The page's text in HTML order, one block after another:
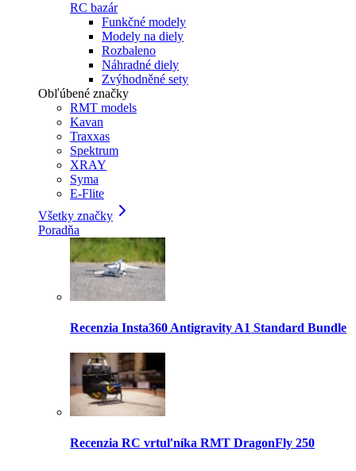
RC bazár
Funkčné modely
Modely na diely
Rozbaleno
Náhradné diely
Zvýhodněné sety
Obľúbené značky
RMT models
Kavan
Traxxas
Spektrum
XRAY
Syma
E-Flite
Všetky značky
Poradňa
Recenzia Insta360 Antigravity A1 Standard Bundle
Recenzia RC vrtuľníka RMT DragonFly 250